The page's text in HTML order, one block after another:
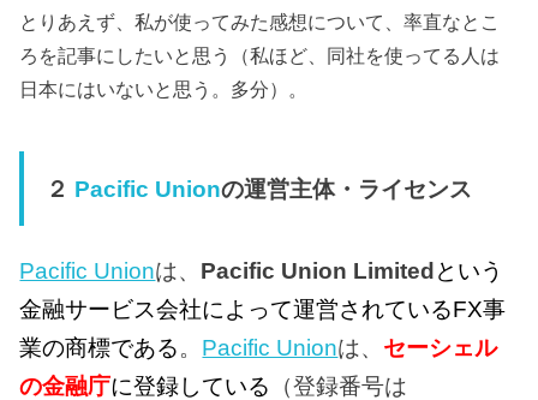
とりあえず、私が使ってみた感想について、率直なとこ
ろを記事にしたいと思う（私ほど、同社を使ってる人は
日本にはいないと思う。多分）。
２ Pacific Unionの運営主体・ライセンス
Pacific Unionは、 Pacific Union Limitedという
金融サービス会社によって運営されているFX事
業の商標である。 Pacific Unionは、 セーシェル
の金融庁に登録している
（登録番号は